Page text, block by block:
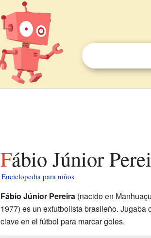
Fábio Júnior
Enciclopedia para niños
Fábio Júnior Pereira(nacido en
1977) es un exfutbolista brasileño. Jugaba
clave en el fútbol para marcar goles.